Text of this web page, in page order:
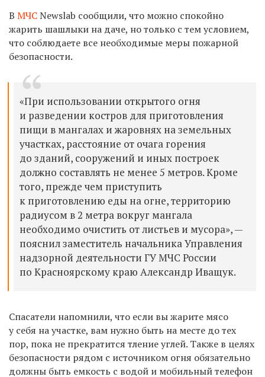
В МЧСNewslab сообщили, что можно спокойно
жарить шашлыки на даче, но только с тем условием,
что соблюдаете все необходимые меры пожарной
безопасности.
«При использовании открытого огня
и разведении костров для приготовления
пищи в мангалах и жаровнях на земельных
участках, расстояние от очага горения
до зданий, сооружений и иных построек
должно составлять не менее 5 метров. Кроме
того, прежде чем приступить
к приготовлению еды на огне, территорию
радиусом в 2 метра вокруг мангала
необходимо очистить от листьев и мусора», —
пояснил заместитель начальника Управления
надзорной деятельности ГУ МЧС России
по Красноярскому краю Александр Иващук.
Спасатели напомнили, что если вы жарите мясо
у себя на участке, вам нужно быть на месте до тех
пор, пока не прекратится тление углей. Также в целях
безопасности рядом с источником огня обязательно
должны быть емкость с водой и мобильный телефон